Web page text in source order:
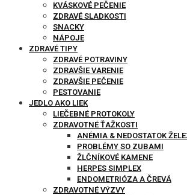
KVÁSKOVÉ PEČENIE
ZDRAVÉ SLADKOSTI
SNACKY
NÁPOJE
ZDRAVÉ TIPY
ZDRAVÉ POTRAVINY
ZDRAVŠIE VARENIE
ZDRAVŠIE PEČENIE
PESTOVANIE
JEDLO AKO LIEK
LIEČEBNÉ PROTOKOLY
ZDRAVOTNÉ ŤAŽKOSTI
ANÉMIA & NEDOSTATOK
PROBLÉMY SO ZUBAMI
ŽLČNÍKOVÉ KAMENE
HERPES SIMPLEX
ENDOMETRIÓZA A ČREVÁ
ZDRAVOTNÉ VÝZVY